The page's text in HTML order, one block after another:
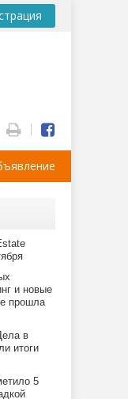
и новые
прошла
в
итоги
5